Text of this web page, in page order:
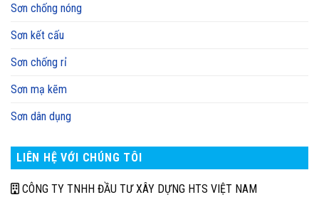
Sơn chống nóng
Sơn kết cấu
Sơn chống rỉ
Sơn mạ kẽm
Sơn dân dụng
LIÊN HỆ VỚI CHÚNG TÔI
CÔNG TY TNHH ĐẦU TƯ XÂY DỰNG HTS VIỆT NAM